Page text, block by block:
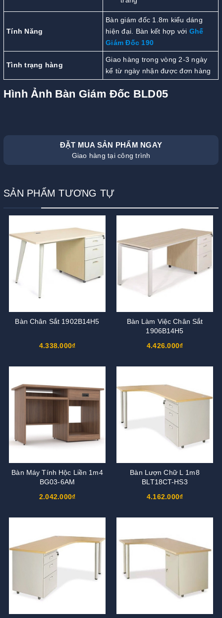
Tính Năng
Bàn giám đốc 1.8m kiểu dáng
hiện đại. Bàn kết hợp với Ghế
Giám Đốc 190
Tình trạng hàng
Giao hàng trong vòng 2-3 ngày
kể từ ngày nhận được đơn hàng
Hình Ảnh Bàn Giám Đốc BLD05
ĐẶT MUA SẢN PHẨM NGAY
Giao hàng tại công trình
SẢN PHẨM TƯƠNG TỰ
Bàn Chân Sắt 1902B14H5
4.338.000₫
Bàn Làm Việc Chân Sắt
1906B14H5
4.426.000₫
Bàn Máy Tính Hộc Liền 1m4
BG03-6AM
2.042.000₫
Bàn Lượn Chữ L 1m8
BLT18CT-HS3
4.162.000₫